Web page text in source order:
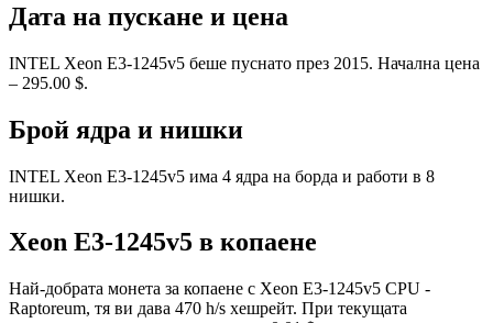
Дата на пускане и цена
INTEL Xeon E3-1245v5 беше пуснато през 2015. Начална цена
– 295.00 $.
Брой ядра и нишки
INTEL Xeon E3-1245v5 има 4 ядра на борда и работи в 8
нишки.
Xeon E3-1245v5 в копаене
Най-добрата монета за копаене с Xeon E3-1245v5 CPU -
Raptoreum, тя ви дава 470 h/s хешрейт. При текущата